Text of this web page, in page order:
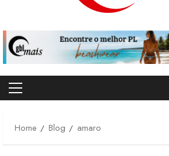
Primary
Home
Blog amaro